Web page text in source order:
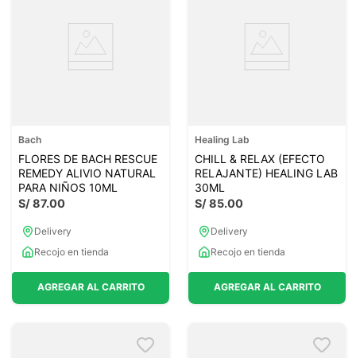
Bach
FLORES DE BACH RESCUE
REMEDY ALIVIO NATURAL
PARA NIÑOS 10ML
S/87.00
Delivery
Recojo en tienda
AGREGAR AL CARRITO
Healing Lab
CHILL & RELAX (EFECTO
RELAJANTE) HEALING LAB
30ML
S/85.00
Delivery
Recojo en tienda
AGREGAR AL CARRITO